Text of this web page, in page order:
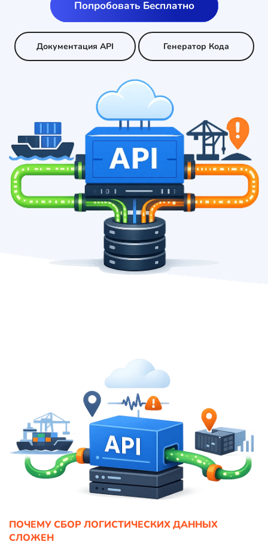
Попробовать Бесплатно
Документация API Генератор Кода
ПОЧЕМУ СБОР ЛОГИСТИЧЕСКИХ ДАННЫХ
СЛОЖЕН